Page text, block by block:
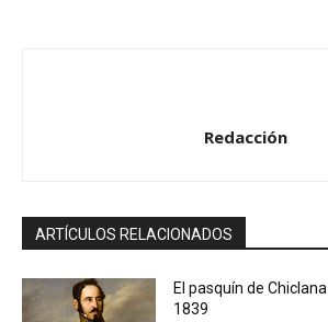
Redacción
ARTÍCULOS RELACIONADOS
El pasquín de
1839